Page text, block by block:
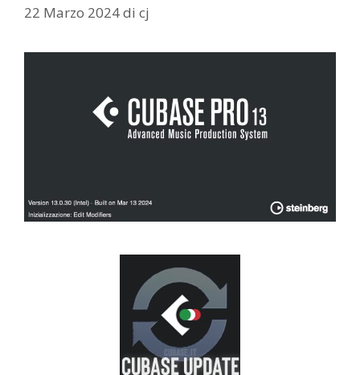
22 Marzo 2024di cj